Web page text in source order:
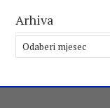
Arhiva
Arhiva